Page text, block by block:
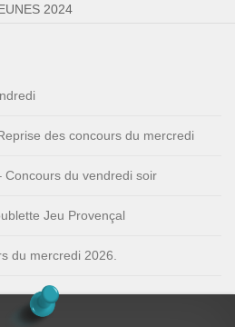
2024
des concours du mercredi
Concours du vendredi soir
Jeu Provençal
du mercredi 2026.